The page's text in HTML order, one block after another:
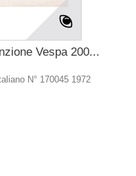
Vespa 200...
N° 170045 1972